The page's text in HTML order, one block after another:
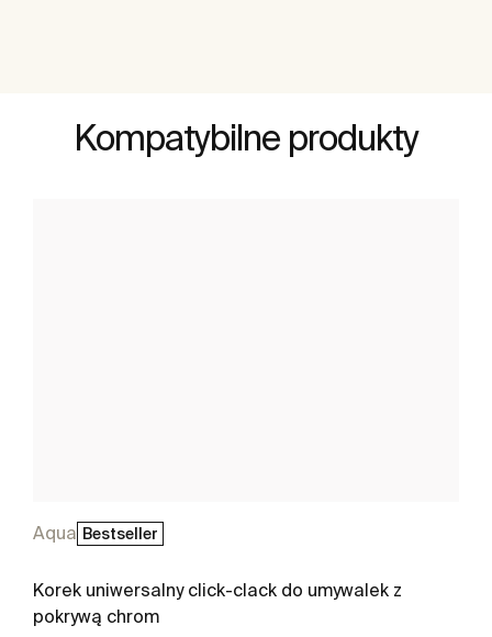
Kompatybilne produkty
Aqua Bestseller
Korek uniwersalny click-clack do umywalek z
pokrywą chrom